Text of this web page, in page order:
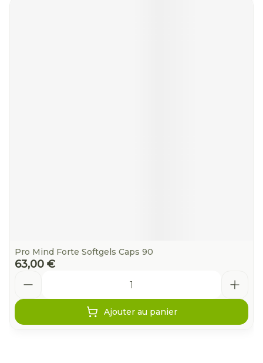
Pro Mind Forte Softgels Caps 90
63,00 €
Ajouter au panier